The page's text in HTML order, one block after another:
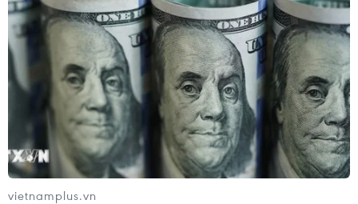
vietnamplus.vn